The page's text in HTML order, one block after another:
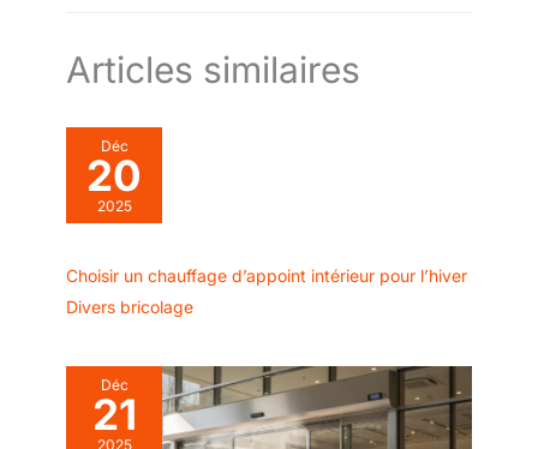
Articles similaires
Déc
20
2025
Choisir un chauffage d’appoint intérieur pour l’hiver
Divers bricolage
Déc
21
2025